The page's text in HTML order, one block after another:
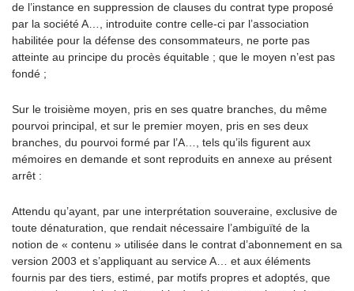
de l’instance en suppression de clauses du contrat type proposé
par la société A…, introduite contre celle-ci par l’association
habilitée pour la défense des consommateurs, ne porte pas
atteinte au principe du procès équitable ; que le moyen n’est pas
fondé ;
Sur le troisième moyen, pris en ses quatre branches, du même
pourvoi principal, et sur le premier moyen, pris en ses deux
branches, du pourvoi formé par l’A…, tels qu’ils figurent aux
mémoires en demande et sont reproduits en annexe au présent
arrêt :
Attendu qu’ayant, par une interprétation souveraine, exclusive de
toute dénaturation, que rendait nécessaire l’ambiguïté de la
notion de « contenu » utilisée dans le contrat d’abonnement en sa
version 2003 et s’appliquant au service A… et aux éléments
fournis par des tiers, estimé, par motifs propres et adoptés, que